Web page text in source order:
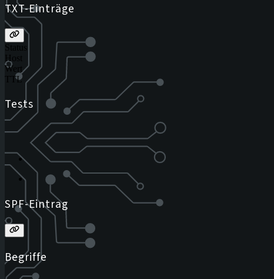
TXT-Einträge
Status
Host
Wert
TTL
Tests
SPF-Eintrag
Begriffe